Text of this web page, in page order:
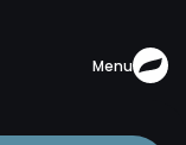
Menu